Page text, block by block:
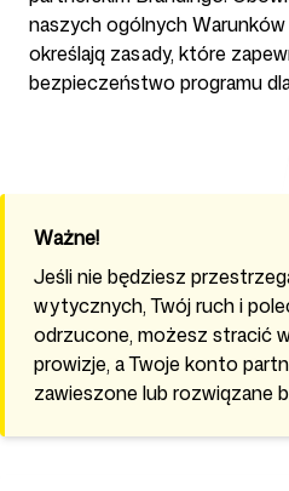
Blog
Cennik
naszych ogólnych Warunków
określają zasady, które
bezpieczeństwo programu
Ważne!
Jeśli nie będziesz
wytycznych, Twój ruch i
odrzucone, możesz stracić
prowizje, a Twoje konto
zawieszone lub rozwiązane